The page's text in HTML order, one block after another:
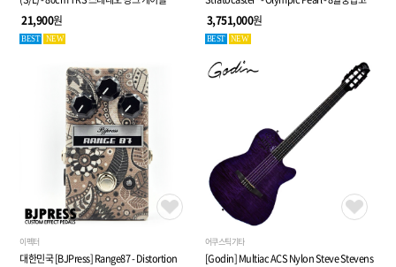
21,900원
BEST NEW
3,751,000원
BEST NEW
이펙터
대한민국 [BJPress] Range87 - Distortion
어쿠스틱기타
[Godin] Multiac ACS Nylon Steve Stevens